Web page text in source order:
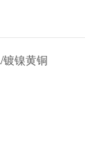
镍黄铜